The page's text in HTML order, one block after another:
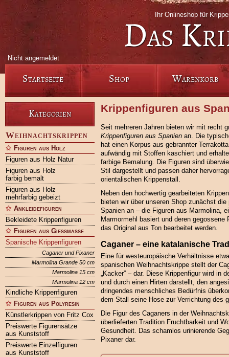
Ihr Onlineshop für
Das
Nicht angemeldet
Startseite Shop Warenkorb
Kategorien
Weihnachtskrippen
Figuren aus Holz
Figuren aus Holz Natur
Figuren aus Holz
farbig bemalt
Figuren aus Holz
mehrfarbig gebeizt
Ankleidefiguren
Bekleidete Krippenfiguren
Figuren aus Gießmasse
Spanische Krippenfiguren
Caganer und Pixaner
Marmolina Grande 50 cm
Marmolina 15 cm
Marmolina 12 cm
Kindliche Krippenfiguren
Figuren aus Polyresin
Künstlerkrippen von Fritz Cox
Preiswerte Figurensätze
aus Kunststoff
Preiswerte Einzelfiguren
aus Kunststoff
Krippenfiguren aus
Seit mehreren Jahren bieten wir mit recht
Krippenfiguren aus Spanien an. Die
hat einen Korpus aus gebrannter
aufwändig mit Stoffen kaschiert und
farbige Bemalung. Die Figuren sind
Stil dargestellt und passen daher
orientalischen Krippenstall.
Neben den hochwertig gearbeiteten
bieten wir über unseren Shop zunächst
Spanien an – die Figuren aus Marmolina,
Marmormehl basiert und deren gegossene
das Original aus Ton bearbeitet werden.
Caganer – eine katalanische
Eine für westeuropäische Verhältnisse
spanischen Weihnachtskrippe stellt der
„Kacker” – dar. Diese Krippenfigur wird in
und durch einen Hirten darstellt, den
dringendes menschliches Bedürfnis
dem Stall seine Hose zur Verrichtung des
Die Figur des Caganers in der
überlieferten Tradition Fruchtbarkeit und
Gesundheit. Das schamlos urinierende
Pixaner dar.